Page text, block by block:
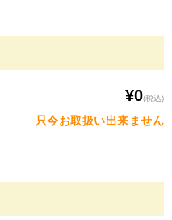
¥0(税込)
只今お取扱い出来ません